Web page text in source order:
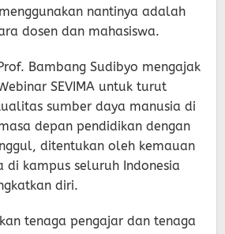
nantinya adalah
dosen dan mahasiswa.
Bambang Sudibyo mengajak
SEVIMA untuk turut
sumber daya manusia di
depan pendidikan dengan
ditentukan oleh kemauan
di kampus seluruh Indonesia
diri.
tenaga pengajar dan tenaga